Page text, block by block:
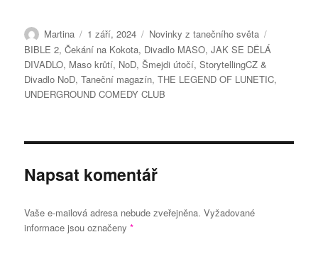
Autor:
Martina Publikováno:
1 září, 2024 Rubriky:
Novinky z tanečního světa
BIBLE 2,Čekání na Kokota, Divadlo MASO,JAK SE DĚLÁ
DIVADLO, Maso krůtí, NoD,Šmejdi útočí,StorytellingCZ &
Divadlo NoD,Taneční magazín,THE LEGEND OF LUNETIC,
UNDERGROUND COMEDY CLUB
Napsat komentář
Vaše e-mailová adresa nebude zveřejněna. Vyžadované
informace jsou označeny*